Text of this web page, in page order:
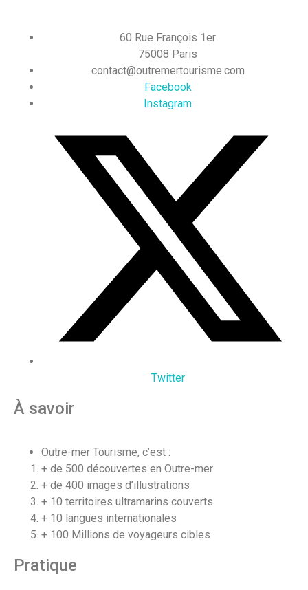
60 Rue François 1er
75008 Paris
contact@outremertourisme.com
Facebook
Instagram
Twitter
À savoir
Outre-mer Tourisme, c’est :
+ de 500 découvertes en Outre-mer
+ de 400 images d’illustrations
+ 10 territoires ultramarins couverts
+ 10 langues internationales
+ 100 Millions de voyageurs cibles
Pratique